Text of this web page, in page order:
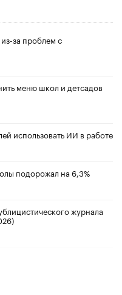
за проблем с
меню школ и детсадов
использовать ИИ в работе
подорожал на 6,3%
журнала